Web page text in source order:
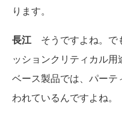
ります。
長江そうですよね。で
ッションクリティカル
ベース製品では、パー
われているんですよね。